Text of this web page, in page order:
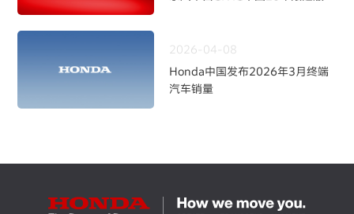
2026-04-08
Honda中国发布2026年3月终端
汽车销量